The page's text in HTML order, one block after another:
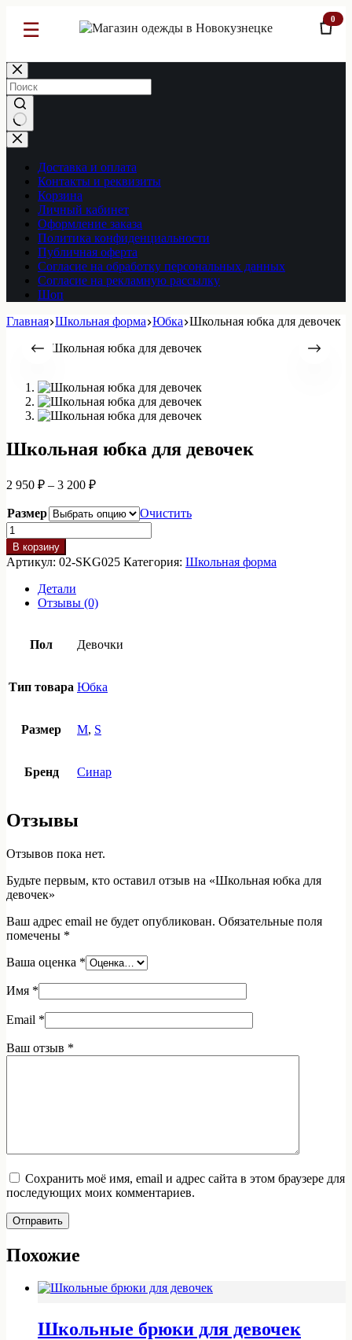
☰ 0
Перейти
к
сути
Ничего
не
найденоДоставка и оплата
Контакты и реквизиты
Корзина
Личный кабинет
Оформление заказа
Политика конфиденциальности
Публичная оферта
Согласие на обработку персональных данных
Согласие на рекламную рассылку
Шоп
Главная Школьная форма Юбка Школьная юбка для девочек
Школьная юбка для девочек
2 950 ₽ – 3 200 ₽Диапазон
2
950 ₽
–
3
Размер
Очистить
Количество
товара
Школьная
юбка
девочек
В корзину
Артикул: 02-SKG025 Категория: Школьная форма
Детали
Отзывы (0)
Пол Девочки
Тип товара Юбка
Размер M, S
Бренд Синар
Отзывы
Отзывов пока нет.
Будьте первым, кто оставил отзыв на «Школьная юбка для
девочек»
Ваш адрес email не будет опубликован. Обязательные поля
помечены *
Ваша оценка *
Имя *
Email *
Ваш отзыв *
Сохранить моё имя, email и адрес сайта в этом браузере для
последующих моих комментариев.
Отправить
Похожие
Школьные брюки для девочек